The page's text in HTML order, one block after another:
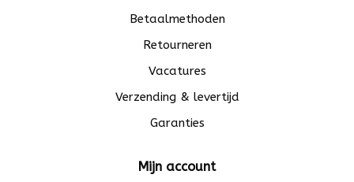
Betaalmethoden
Retourneren
Vacatures
Verzending & levertijd
Garanties
Mijn account